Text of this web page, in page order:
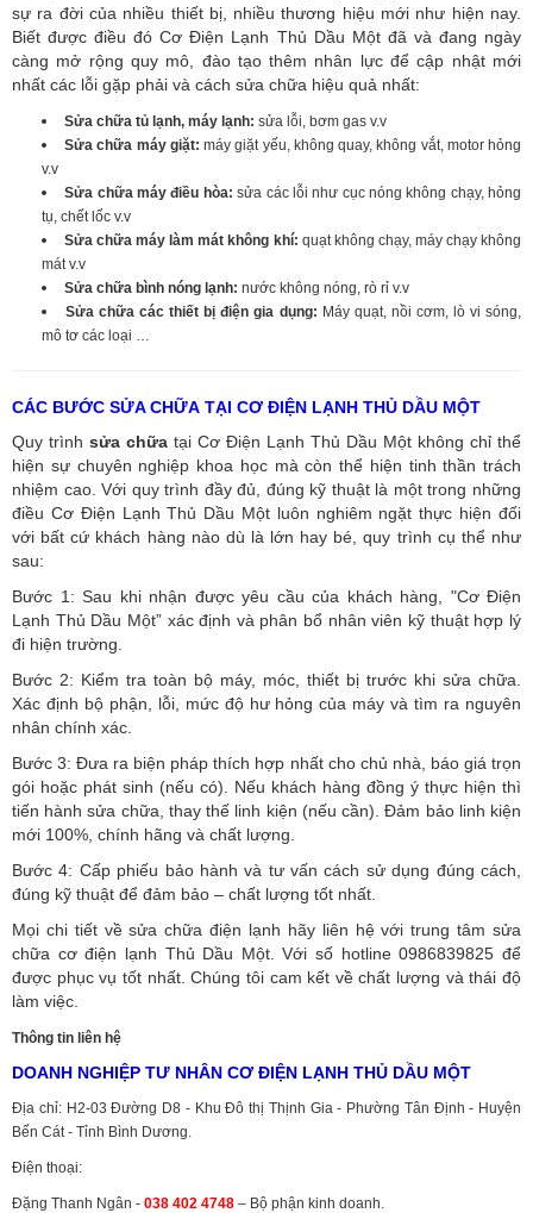
sự ra đời của nhiều thiết bị, nhiều thương hiệu mới như hiện nay.
Biết được điều đó Cơ Điện Lạnh Thủ Dầu Một đã và đang ngày
càng mở rộng quy mô, đào tạo thêm nhân lực để cập nhật mới
nhất các lỗi gặp phải và cách sửa chữa hiệu quả nhất:
Sửa chữa tủ lạnh, máy lạnh: sửa lỗi, bơm gas v.v
Sửa chữa máy giặt:máy giặt yếu, không quay, không vắt, motor hỏng
v.v
Sửa chữa máy điều hòa: sửa các lỗi như cục nóng không chạy, hỏng
tụ, chết lốc v.v
Sửa chữa máy làm mát không khí: quạt không chạy, máy chạy không
mát v.v
Sửa chữa bình nóng lạnh: nước không nóng, rò rỉ v.v
Sửa chữa các thiết bị điện gia dụng: Máy quạt, nồi cơm, lò vi sóng,
mô tơ các loại …
CÁC BƯỚC SỬA CHỮA TẠI CƠ ĐIỆN LẠNH THỦ DẦU MỘT
Quy trình sửa chữa tại Cơ Điện Lạnh Thủ Dầu Một không chỉ thể
hiện sự chuyên nghiệp khoa học mà còn thể hiện tinh thần trách
nhiệm cao. Với quy trình đầy đủ, đúng kỹ thuật là một trong những
điều Cơ Điện Lạnh Thủ Dầu Một luôn nghiêm ngặt thực hiện đối
với bất cứ khách hàng nào dù là lớn hay bé, quy trình cụ thể như
sau:
Bước 1: Sau khi nhận được yêu cầu của khách hàng, "Cơ Điện
Lạnh Thủ Dầu Một” xác định và phân bổ nhân viên kỹ thuật hợp lý
đi hiện trường.
Bước 2: Kiểm tra toàn bộ máy, móc, thiết bị trước khi sửa chữa.
Xác định bộ phận, lỗi, mức độ hư hỏng của máy và tìm ra nguyên
nhân chính xác.
Bước 3: Đưa ra biện pháp thích hợp nhất cho chủ nhà, báo giá trọn
gói hoặc phát sinh (nếu có). Nếu khách hàng đồng ý thực hiện thì
tiến hành sửa chữa, thay thế linh kiện (nếu cần). Đảm bảo linh kiện
mới 100%, chính hãng và chất lượng.
Bước 4: Cấp phiếu bảo hành và tư vấn cách sử dụng đúng cách,
đúng kỹ thuật để đảm bảo – chất lượng tốt nhất.
Mọi chi tiết về sửa chữa điện lạnh hãy liên hệ với trung tâm sửa
chữa cơ điện lạnh Thủ Dầu Một. Với số hotline 0986839825 để
được phục vụ tốt nhất. Chúng tôi cam kết về chất lượng và thái độ
làm việc.
Thông tin liên hệ
DOANH NGHIỆP TƯ NHÂN CƠ ĐIỆN LẠNH THỦ DẦU MỘT
Địa chỉ: H2-03 Đường D8 - Khu Đô thị Thịnh Gia - Phường Tân Định - Huyện
Bến Cát - Tỉnh Bình Dương.
Điện thoại:
Đặng Thanh Ngân - 038 402 4748 – Bộ phận kinh doanh.